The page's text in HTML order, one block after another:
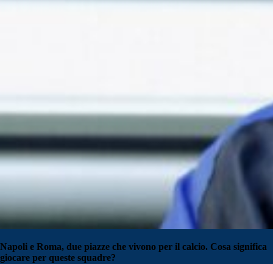
Napoli e Roma, due piazze che vivono per il calcio. Cosa significa
giocare per queste squadre?